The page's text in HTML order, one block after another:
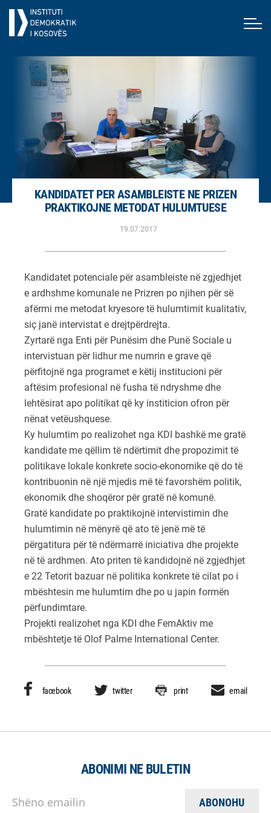
KANDIDATET PER ASAMBLEISTE NE PRIZEN
PRAKTIKOJNE METODAT HULUMTUESE
19.07.2017
Kandidatet potenciale për asambleiste në zgjedhjet
e ardhshme komunale ne Prizren po njihen për së
afërmi me metodat kryesore të hulumtimit kualitativ,
siç janë intervistat e drejtpërdrejta.
Zyrtarë nga Enti për Punësim dhe Punë Sociale u
intervistuan për lidhur me numrin e grave që
përfitojnë nga programet e këtij institucioni për
aftësim profesional në fusha të ndryshme dhe
lehtësirat apo politikat që ky institicion ofron për
nënat vetëushquese.
Ky hulumtim po realizohet nga KDI bashkë me gratë
kandidate me qëllim të ndërtimit dhe propozimit të
politikave lokale konkrete socio-ekonomike që do të
kontribuonin në një mjedis më të favorshëm politik,
ekonomik dhe shoqëror për gratë në komunë.
Gratë kandidate po praktikojnë intervistimin dhe
hulumtimin në mënyrë që ato të jenë më të
përgatitura për të ndërmarrë iniciativa dhe projekte
në të ardhmen. Ato priten të kandidojnë në zgjedhjet
e 22 Tetorit bazuar në politika konkrete të cilat po i
mbështesin me hulumtim dhe po u japin formën
përfundimtare.
Projekti realizohet nga KDI dhe FemAktiv me
mbështetje të Olof Palme International Center.
facebook twitter print email
ABONIMI NE BULETIN
Shëno emailin